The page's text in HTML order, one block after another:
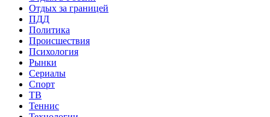
Отдых за границей
ПДД
Политика
Происшествия
Психология
Рынки
Сериалы
Спорт
ТВ
Теннис